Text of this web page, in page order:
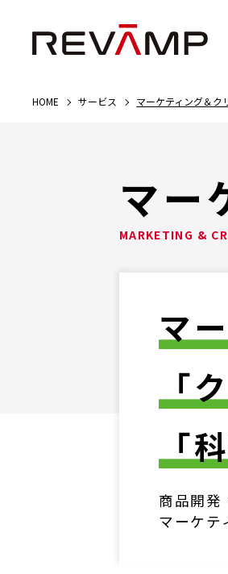
HOME サービス マーケティング＆ク
マー
MARKETING &
マ
「
「
商品開発
マーケテ